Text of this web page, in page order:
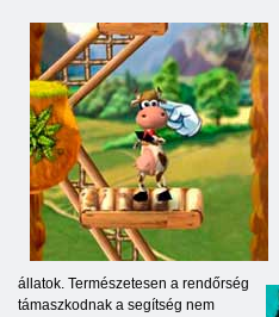
állatok. Természetesen a rendőrség
támaszkodnak a segítség nem